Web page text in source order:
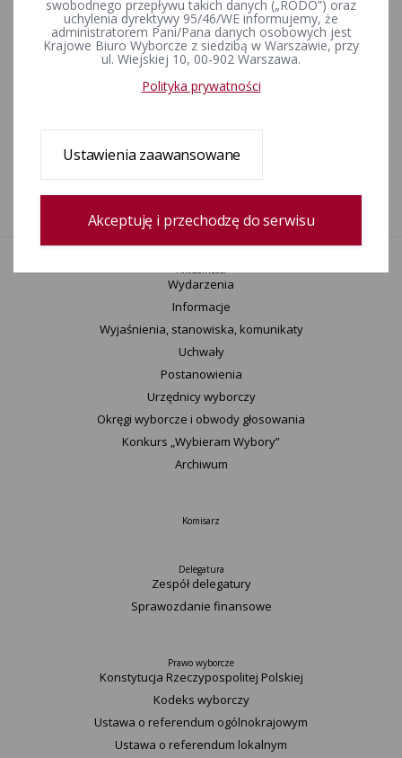
Ze skanami protokołów głosowania w obwodach można zapoznać
po wybraniu właściwego obwodu w zakładceWyniki i
Wyszukiwarka obwodówna stronie
www.wybory2018.pkw.gov.pl
Wprowadził:
Wojciech Sebastian Dąbrówka
Aktualności
Wydarzenia
Informacje
Wyjaśnienia, stanowiska, komunikaty
Uchwały
Postanowienia
Urzędnicy wyborczy
Okręgi wyborcze i obwody głosowania
Konkurs „Wybieram Wybory”
Archiwum
Komisarz
Delegatura
Zespół delegatury
Sprawozdanie finansowe
Prawo wyborcze
Konstytucja Rzeczypospolitej Polskiej​
Kodeks wyborczy
Ustawa o referendum ogólnokrajowym
Ustawa o referendum lokalnym
swobodnego przepływu takich danych („RODO”) oraz
uchylenia dyrektywy 95/46/WE informujemy, że
administratorem Pani/Pana danych osobowych jest
Krajowe Biuro Wyborcze z siedzibą w Warszawie, przy
ul. Wiejskiej 10, 00-902 Warszawa.
Polityka prywatności
Ustawienia zaawansowane
Akceptuję i przechodzę do serwisu